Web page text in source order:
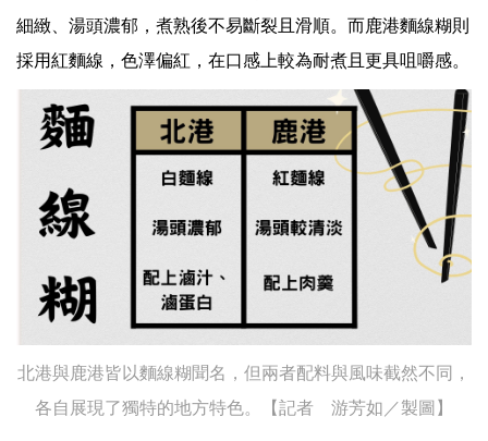
細緻、湯頭濃郁，煮熟後不易斷裂且滑順。而鹿港麵線糊則
採用紅麵線，色澤偏紅，在口感上較為耐煮且更具咀嚼感。
北港與鹿港皆以麵線糊聞名，但兩者配料與風味截然不同，
各自展現了獨特的地方特色。【記者 游芳如／製圖】